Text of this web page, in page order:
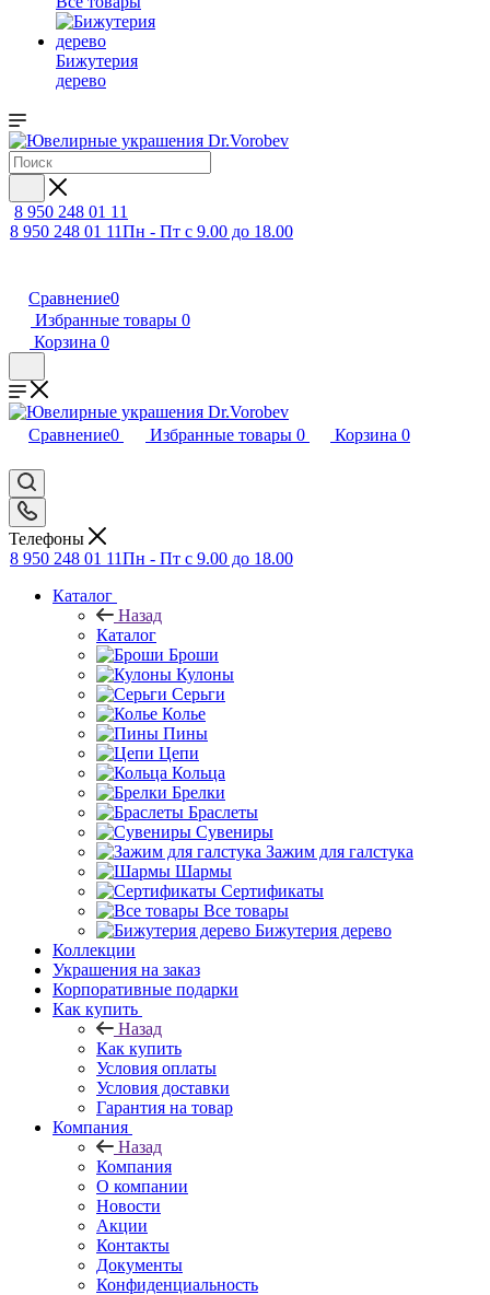
Бижутерия
дерево
8 950 248 01 11
8 950 248 01 11Пн - Пт с 9.00 до 18.00
Сравнение0
Избранные товары 0
Корзина 0
Сравнение0 Избранные товары 0 Корзина 0
Телефоны
8 950 248 01 11Пн - Пт с 9.00 до 18.00
Каталог
Назад
Каталог
Броши
Кулоны
Серьги
Колье
Пины
Цепи
Кольца
Брелки
Браслеты
Сувениры
Зажим для галстука
Шармы
Сертификаты
Все товары
Бижутерия дерево
Коллекции
Украшения на заказ
Корпоративные подарки
Как купить
Назад
Как купить
Условия оплаты
Условия доставки
Гарантия на товар
Компания
Назад
Компания
О компании
Новости
Акции
Контакты
Документы
Конфиденциальность